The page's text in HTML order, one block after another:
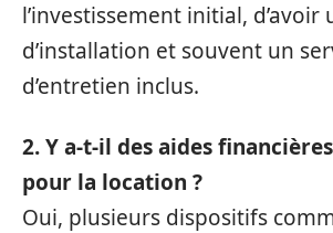
l’investissement initial, d’avoir
d’installation et souvent un
d’entretien inclus.
2. Y a-t-il des aides
pour la location ?
Oui, plusieurs dispositifs